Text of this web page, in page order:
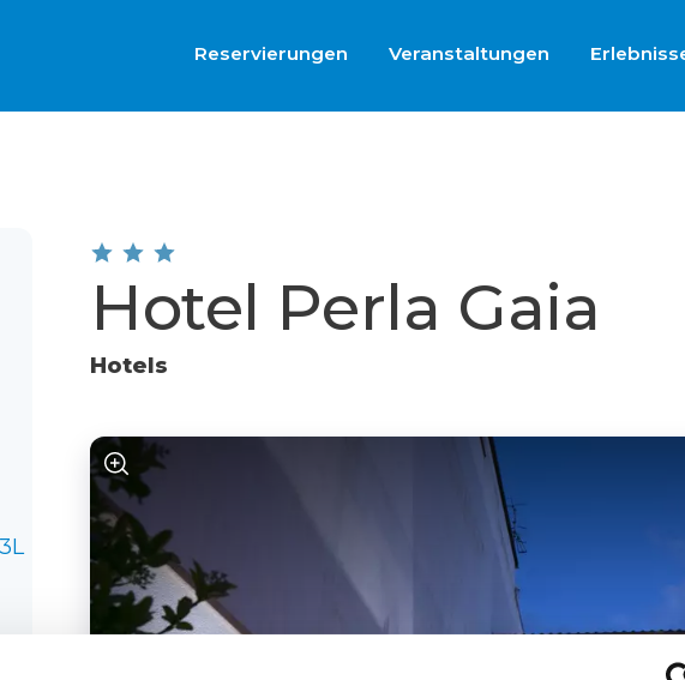
Reservierungen Veranstaltungen
Hotel Perla Gaia
Hotels